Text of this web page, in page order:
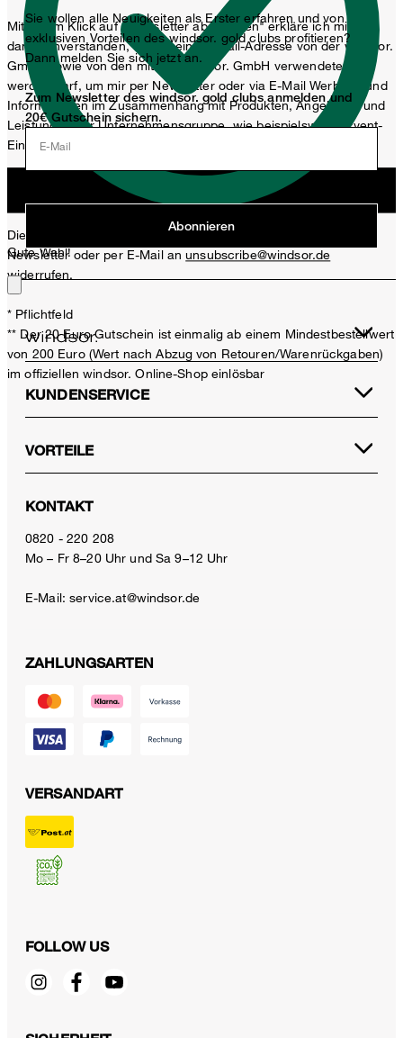
Mit einem Klick auf „Newsletter abonnieren" erkläre ich mich
damit einverstanden, dass meine E-Mail-Adresse von der windsor.
GmbH sowie von den mit der windsor. GmbH verwendeten
werden darf, um mir per Newsletter oder via E-Mail Werbung und
Informationen im Zusammenhang mit Produkten, Angeboten und
Leistungen der Unternehmensgruppe, wie beispielsweise Event-
Einladungen, Aktionen, Produkt-Promotions zuzusenden.
Diese Einwilligung kann ich jederzeit durch den Abmeldelink im
Newsletter oder per E-Mail anunsubscribe@windsor.de
widerrufen.
* Pflichtfeld
** Der 20 Euro Gutschein ist einmalig ab einem Mindestbestellwert
von 200 Euro (Wert nach Abzug von Retouren/Warenrückgaben)
im offiziellen windsor. Online-Shop einlösbar
Gute Wahl!
E-Mail
Zum Newsletter des windsor. gold clubs anmelden und
20€ Gutschein sichern.
Sie wollen alle Neuigkeiten als Erster erfahren und von
exklusiven Vorteilen des windsor. gold clubs profitieren?
Dann melden Sie sich jetzt an.
Abonnieren
KUNDENSERVICE
VORTEILE
KONTAKT
0820 - 220 208
Mo – Fr 8–20 Uhr und Sa 9–12 Uhr
E-Mail:service.at@windsor.de
ZAHLUNGSARTEN
VERSANDART
FOLLOW US